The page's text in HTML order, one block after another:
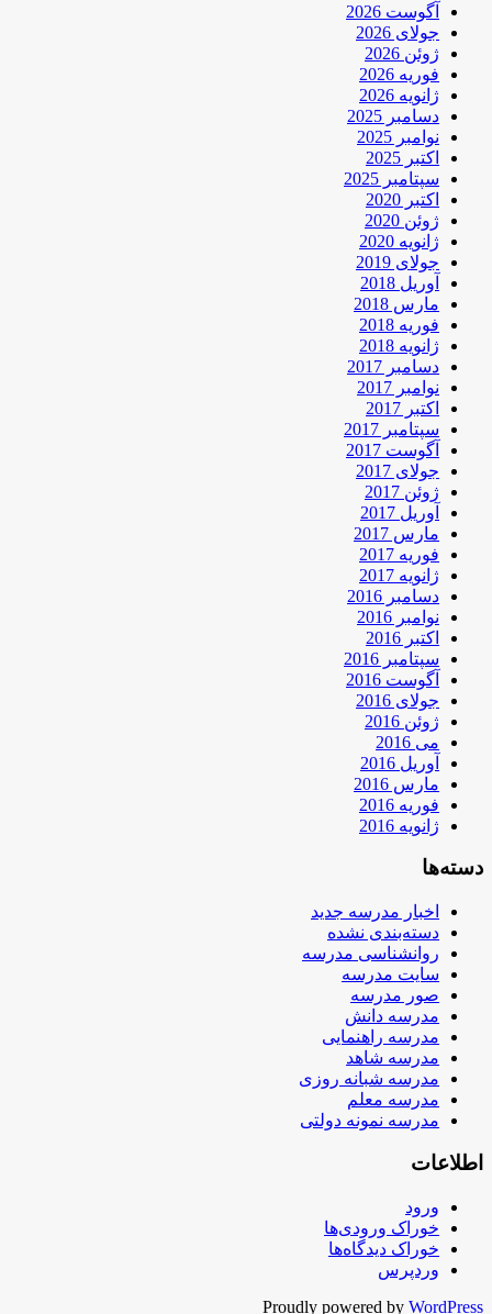
آگوست 2026
جولای 2026
ژوئن 2026
فوریه 2026
ژانویه 2026
دسامبر 2025
نوامبر 2025
اکتبر 2025
سپتامبر 2025
اکتبر 2020
ژوئن 2020
ژانویه 2020
جولای 2019
آوریل 2018
مارس 2018
فوریه 2018
ژانویه 2018
دسامبر 2017
نوامبر 2017
اکتبر 2017
سپتامبر 2017
آگوست 2017
جولای 2017
ژوئن 2017
آوریل 2017
مارس 2017
فوریه 2017
ژانویه 2017
دسامبر 2016
نوامبر 2016
اکتبر 2016
سپتامبر 2016
آگوست 2016
جولای 2016
ژوئن 2016
می 2016
آوریل 2016
مارس 2016
فوریه 2016
ژانویه 2016
دسته‌ها
اخبار مدرسه جدید
دسته‌بندی نشده
روانشناسی مدرسه
سایت مدرسه
صور مدرسه
مدرسه دانش
مدرسه راهنمایی
مدرسه شاهد
مدرسه شبانه روزی
مدرسه معلم
مدرسه نمونه دولتی
اطلاعات
ورود
خوراک ورودی‌ها
خوراک دیدگاه‌ها
وردپرس
Proudly powered by WordPress